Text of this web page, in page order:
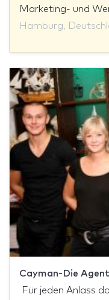
Marketing- und
Hamburg,
Cayman-Die
Für jeden Anlass